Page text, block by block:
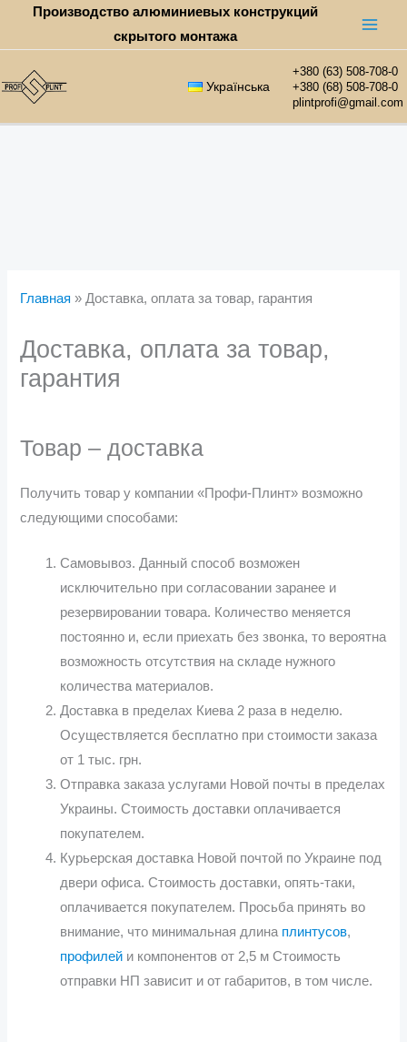
Производство алюминиевых конструкций
скрытого монтажа
Українська
+380 (63) 508-708-0
+380 (68) 508-708-0
plintprofi@gmail.com
Главная »Доставка, оплата за товар, гарантия
Доставка, оплата за товар,
гарантия
Товар – доставка
Получить товар у компании «Профи-Плинт» возможно
следующими способами:
Самовывоз. Данный способ возможен
исключительно при согласовании заранее и
резервировании товара. Количество меняется
постоянно и, если приехать без звонка, то вероятна
возможность отсутствия на складе нужного
количества материалов.
Доставка в пределах Киева 2 раза в неделю.
Осуществляется бесплатно при стоимости заказа
от 1 тыс. грн.
Отправка заказа услугами Новой почты в пределах
Украины. Стоимость доставки оплачивается
покупателем.
Курьерская доставка Новой почтой по Украине под
двери офиса. Стоимость доставки, опять-таки,
оплачивается покупателем. Просьба принять во
внимание, что минимальная длина плинтусов,
профилей и компонентов от 2,5 м Стоимость
отправки НП зависит и от габаритов, в том числе.